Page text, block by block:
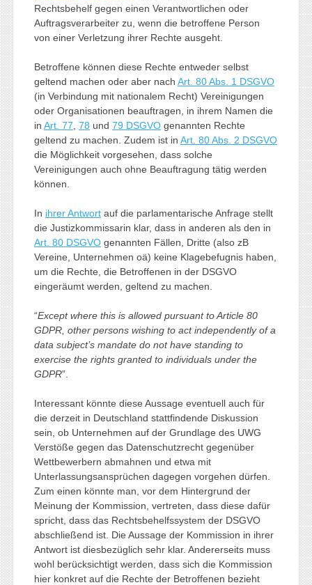
Rechtsbehelf gegen einen Verantwortlichen oder
Auftragsverarbeiter zu, wenn die betroffene Person
von einer Verletzung ihrer Rechte ausgeht.
Betroffene können diese Rechte entweder selbst
geltend machen oder aber nach Art. 80 Abs. 1 DSGVO
(in Verbindung mit nationalem Recht) Vereinigungen
oder Organisationen beauftragen, in ihrem Namen die
in Art. 77 78 und 79 DSGVOgenannten Rechte
geltend zu machen. Zudem ist in Art. 80 Abs. 2 DSGVO
die Möglichkeit vorgesehen, dass solche
Vereinigungen auch ohne Beauftragung tätig werden
können.
In ihrer Antwortauf die parlamentarische Anfrage stellt
die Justizkommissarin klar, dass in anderen als den in
Art. 80 DSGVOgenannten Fällen, Dritte (also zB
Vereine, Unternehmen oä) keine Klagebefugnis haben,
um die Rechte, die Betroffenen in der DSGVO
eingeräumt werden, geltend zu machen.
“Except where this is allowed pursuant to Article 80
GDPR, other persons wishing to act independently of a
data subject’s mandate do not have standing to
exercise the rights granted to individuals under the
GDPR”.
Interessant könnte diese Aussage eventuell auch für
die derzeit in Deutschland stattfindende Diskussion
sein, ob Unternehmen auf der Grundlage des UWG
Verstöße gegen das Datenschutzrecht gegenüber
Wettbewerbern abmahnen und etwa mit
Unterlassungsansprüchen dagegen vorgehen dürfen.
Zum einen könnte man, vor dem Hintergrund der
Meinung der Kommission, vertreten, dass diese dafür
spricht, dass das Rechtsbehelfssystem der DSGVO
abschließend ist. Die Aussage der Kommission in ihrer
Antwort ist diesbezüglich sehr klar. Andererseits muss
wohl berücksichtigt werden, dass sich die Kommission
hier konkret auf die Rechte der Betroffenen bezieht